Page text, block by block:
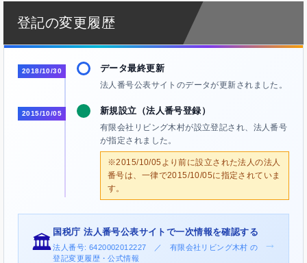
登記の変更履歴
2018/10/30 データ最終更新
法人番号公表サイトのデータが更新されました。
2015/10/05 新規設立（法人番号登録）
有限会社リビング木村が設立登記され、法人番号
が指定されました。
※2015/10/05より前に設立された法人の法人
番号は、一律で2015/10/05に指定されていま
す。
🏛️
国税庁 法人番号公表サイトで一次情報を確認する
法人番号: 6420002012227 ／ 有限会社リビング木村 の
登記変更履歴・公式情報
→